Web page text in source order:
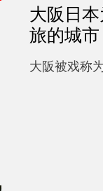
大阪日
旅的城市
大阪被戏称